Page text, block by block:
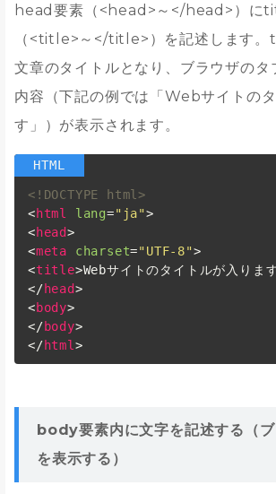
head要素（<head>～</head>）に
（<title>～</title>）を記述します
文章のタイトルとなり、ブラウザの
内容（下記の例では「Webサイトの
す」）が表示されます。
<!DOCTYPE html>
<html lang="ja">
<head>
<meta charset="UTF-8">
<title>Webサイトのタイトルが入りま
</head>
<body>
</body>
</html >
body要素内に文字を記述する（
を表示する）